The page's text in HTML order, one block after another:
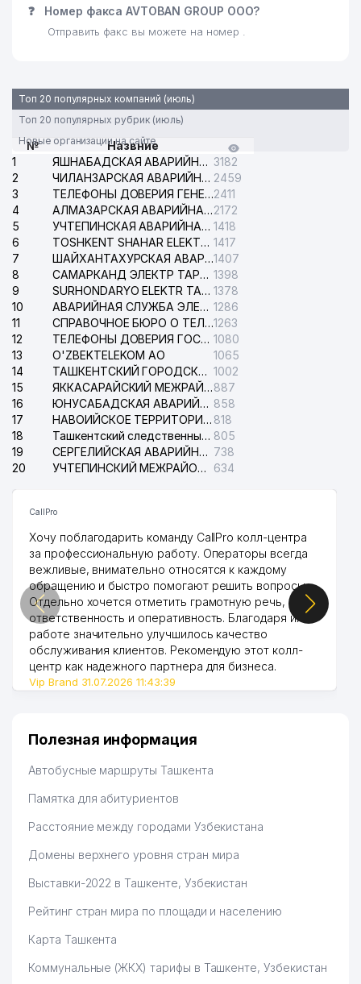
❓ Номер факса AVTOBAN GROUP ООО?
Отправить факс вы можете на номер .
Топ 20 популярных компаний (июль)
Топ 20 популярных рубрик (июль)
Новые организации на сайте
№
Назвние
1
ЯШНАБАДСКАЯ АВАРИЙНАЯ СЛУЖБА ЭЛЕКТРОСЕТИ 3182
2
ЧИЛАНЗАРСКАЯ АВАРИЙНАЯ СЛУЖБА ЭЛЕКТРОСЕТИ 2459
3
ТЕЛЕФОНЫ ДОВЕРИЯ ГЕНЕРАЛЬНОЙ ПРОКУРАТУРЫ РЕСПУБЛИКИ УЗБЕКИСТАН2411
4
АЛМАЗАРСКАЯ АВАРИЙНАЯ СЛУЖБА ЭЛЕКТРОСЕТИ2172
5
УЧТЕПИНСКАЯ АВАРИЙНАЯ СЛУЖБА ЭЛЕКТРОСЕТИ 1418
6
TOSHKENT SHAHAR ELEKTR TARMOQLARI KORXONASI АО 1417
7
ШАЙХАНТАХУРСКАЯ АВАРИЙНАЯ СЛУЖБА ЭЛЕКТРОСЕТИ1407
8
САМАРКАНД ЭЛЕКТР ТАРМОКЛАРИ АО 1398
9
SURHONDARYO ELEKTR TARMOKLARI АО 1378
10
АВАРИЙНАЯ СЛУЖБА ЭЛЕКТРОСЕТИ ТАШКЕНТСКОГО РАЙОНА 1286
11
СПРАВОЧНОЕ БЮРО О ТЕЛЕФОНАХ ОРГАНИЗАЦИЙ г. ТАШКЕНТА1263
12
ТЕЛЕФОНЫ ДОВЕРИЯ ГОСУДАРСТВЕННОГО ЦЕНТРА ТЕСТИРОВАНИЯ 1080
13
O'ZBEKTELEKOM АО
1065
14
ТАШКЕНТСКИЙ ГОРОДСКОЙ СУД ПО ГРАЖДАНСКИМ ДЕЛАМ 1002
15
ЯККАСАРАЙСКИЙ МЕЖРАЙОННЫЙ СУД ПО ГРАЖДАНСКИМ ДЕЛАМ887
16
ЮНУСАБАДСКАЯ АВАРИЙНАЯ СЛУЖБА ЭЛЕКТРОСЕТИ 858
17
НАВОИЙСКОЕ ТЕРРИТОРИАЛЬНОЕ ПРЕДПРИЯТИЕ ЭЛЕКТРОСЕТИ АО 818
18
Ташкентский следственный изолятор 805
19
СЕРГЕЛИЙСКАЯ АВАРИЙНАЯ СЛУЖБА ЭЛЕКТРОСЕТИ 738
20
УЧТЕПИНСКИЙ МЕЖРАЙОННЫЙ СУД ПО ГРАЖДАНСКИМ ДЕЛАМ 634
CallPro
Хочу поблагодарить команду CallPro колл-центра
за профессиональную работу. Операторы всегда
вежливые, внимательно относятся к каждому
обращению и быстро помогают решить вопросы.
Отдельно хочется отметить грамотную речь,
ответственность и оперативность. Благодаря их
работе значительно улучшилось качество
обслуживания клиентов. Рекомендую этот колл-
центр как надежного партнера для бизнеса.
Vip Brand 31.07.2026 11:43:39
Полезная информация
Автобусные маршруты Ташкента
Памятка для абитуриентов
Расстояние между городами Узбекистана
Домены верхнего уровня стран мира
Выставки-2022 в Ташкенте, Узбекистан
Рейтинг стран мира по площади и населению
Карта Ташкента
Коммунальные (ЖКХ) тарифы в Ташкенте, Узбекистан